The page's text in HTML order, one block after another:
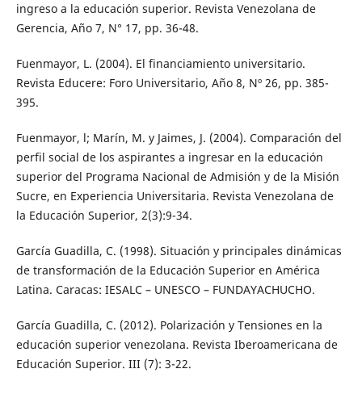
ingreso a la educación superior. Revista Venezolana de
Gerencia, Año 7, N° 17, pp. 36-48.
Fuenmayor, L. (2004). El financiamiento universitario.
Revista Educere: Foro Universitario, Año 8, Nº 26, pp. 385-
395.
Fuenmayor, l; Marín, M. y Jaimes, J. (2004). Comparación del
perfil social de los aspirantes a ingresar en la educación
superior del Programa Nacional de Admisión y de la Misión
Sucre, en Experiencia Universitaria. Revista Venezolana de
la Educación Superior, 2(3):9-34.
García Guadilla, C. (1998). Situación y principales dinámicas
de transformación de la Educación Superior en América
Latina. Caracas: IESALC – UNESCO – FUNDAYACHUCHO.
García Guadilla, C. (2012). Polarización y Tensiones en la
educación superior venezolana. Revista Iberoamericana de
Educación Superior. III (7): 3-22.